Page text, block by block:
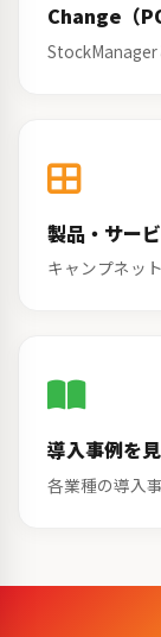
Change（
StockManager
製品・サー
キャンプネッ
導入事例を
各業種の導入